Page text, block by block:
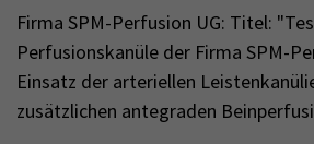
Firma SPM-Perfusion UG: Titel:
Perfusionskanüle der Firma SPM-
Einsatz der arteriellen
zusätzlichen antegraden